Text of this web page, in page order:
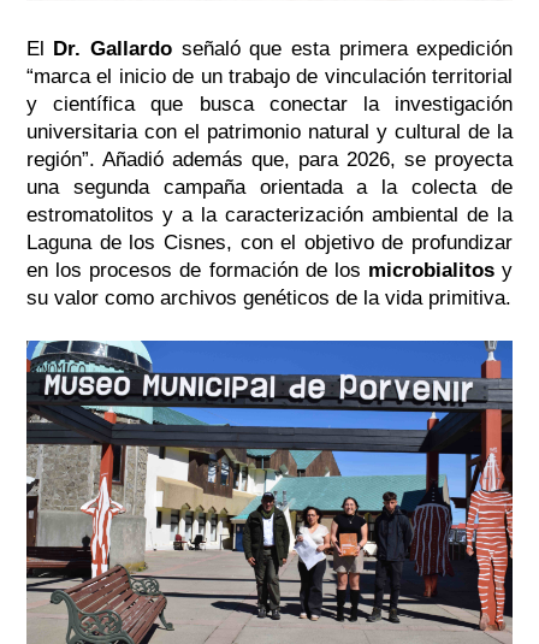
El Dr. Gallardo señaló que esta primera expedición
“marca el inicio de un trabajo de vinculación territorial
y científica que busca conectar la investigación
universitaria con el patrimonio natural y cultural de la
región”. Añadió además que, para 2026, se proyecta
una segunda campaña orientada a la colecta de
estromatolitos y a la caracterización ambiental de la
Laguna de los Cisnes, con el objetivo de profundizar
en los procesos de formación de los microbialitos y
su valor como archivos genéticos de la vida primitiva.